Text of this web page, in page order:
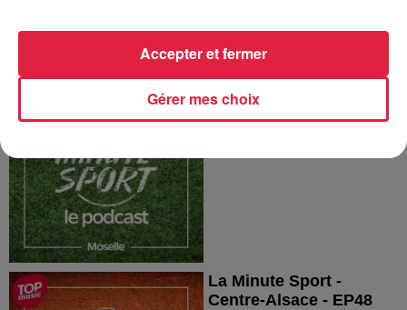
La Minute Sport -
Moselle - EP49
La Minute Sport
La Minute Sport -
Centre-Alsace - EP48
Gérer mes choix
Accepter et fermer